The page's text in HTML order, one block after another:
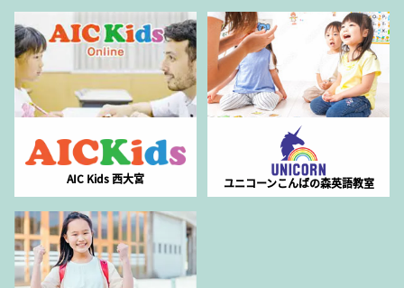
AIC Kids 西大宮 ユニコーンこんばの森英語教室